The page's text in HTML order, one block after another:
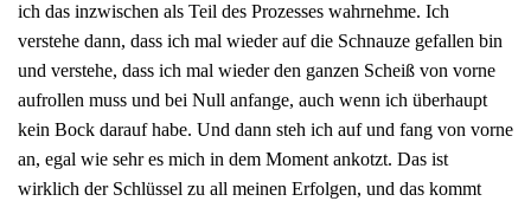
ich das inzwischen als Teil des Prozesses wahrnehme. Ich
verstehe dann, dass ich mal wieder auf die Schnauze gefallen bin
und verstehe, dass ich mal wieder den ganzen Scheiß von vorne
aufrollen muss und bei Null anfange, auch wenn ich überhaupt
kein Bock darauf habe. Und dann steh ich auf und fang von vorne
an, egal wie sehr es mich in dem Moment ankotzt. Das ist
wirklich der Schlüssel zu all meinen Erfolgen, und das kommt